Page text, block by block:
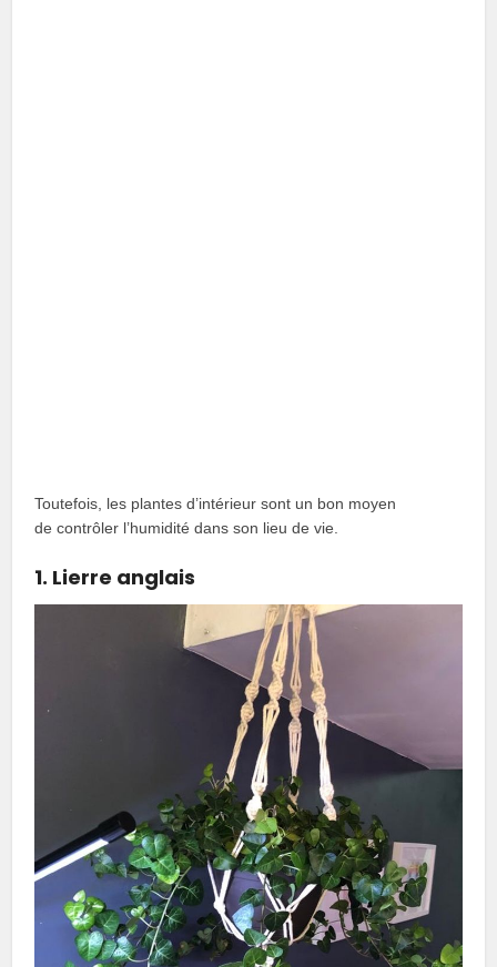
Toutefois, les plantes d’intérieur sont un bon moyen
de contrôler l’humidité dans son lieu de vie.
1. Lierre anglais